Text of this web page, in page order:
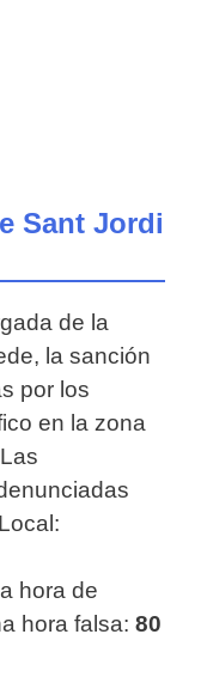
Sant Jordi
de la
la sanción
por los
en la zona
Las
hora de
hora falsa: 80